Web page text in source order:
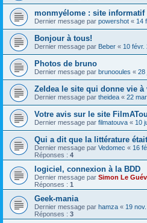
monmyélome : site informatif
Dernier message par powershot « 14
Bonjour à tous!
Dernier message par Beber « 10 févr.
Photos de bruno
Dernier message par brunooules « 28
ZeIdea le site qui donne vie à
Dernier message par theidea « 22
Votre avis sur le site
Dernier message par filmatouva « 10
Qui a dit que la littérature
Dernier message par Vedomec « 16
Réponses : 4
logiciel, connexion à la BDD
Dernier message par Simon Le
Réponses : 1
Geek-mania
Dernier message par hamza « 19
Réponses : 3